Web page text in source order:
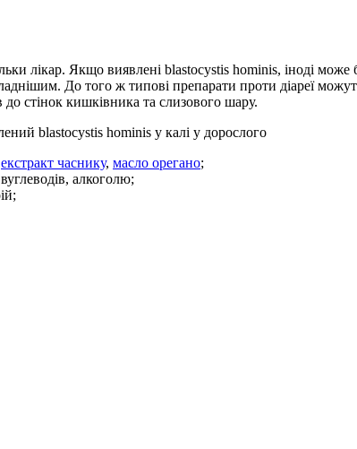
лікар. Якщо виявлені blastocystis hominis, іноді
До того ж типові препарати проти діареї
стінок кишківника та слизового шару.
blastocystis hominis у калі у дорослого
екстракт часнику, масло орегано;
алкоголю;